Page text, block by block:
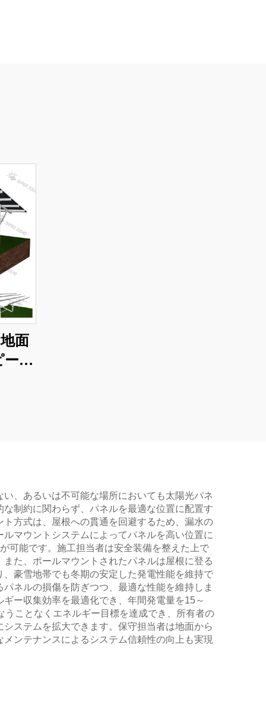
面
ール
、あるいは不可能な場所においても太陽光パネ
制約に関わらず、パネルを最適な位置に配置す
方式は、屋根への貫通を回避するため、漏水の
マウントシステムによってパネルを高い位置に
可能です。施工担当者は安全装備を整えた上で
た、ポールマウントされたパネルは屋根に登る
豪雪地帯でも冬期の安定した発電性能を維持で
ネルの損傷を防ぎつつ、最適な性能を維持しま
ー収集効率を最適化でき、年間発電量を15～
ことなくエネルギー目標を達成でき、所有者の
ステムを拡大できます。保守担当者は地面から
ンテナンスによるシステム信頼性の向上も実現